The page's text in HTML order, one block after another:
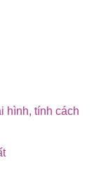
hình, tính cách